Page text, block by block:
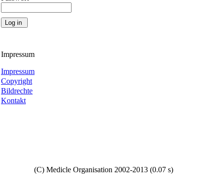
Impressum
Impressum
Copyright
Bildrechte
Kontakt
(C) Medicle Organisation 2002-2013 (0.07 s)